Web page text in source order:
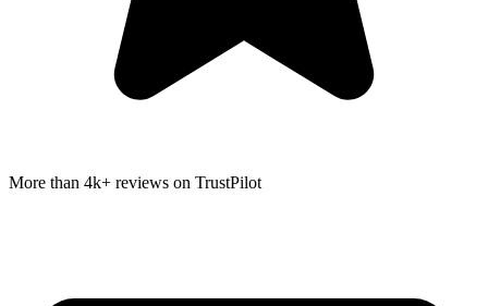
More than 4k+ reviews on TrustPilot